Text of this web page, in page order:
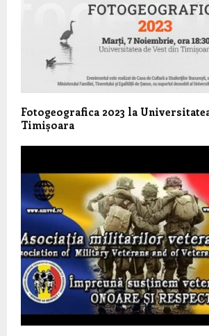
Fotogeografica 2023 la
Timișoara